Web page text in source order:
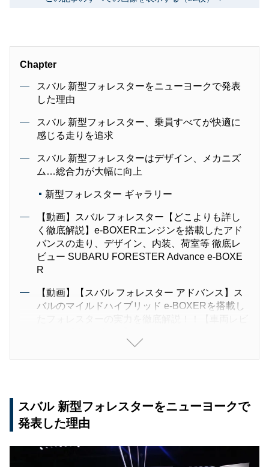
TV、新聞、web、各種自動車メディアに出演・
る他、Yahooニュース個人でも自動車に関する
記事を発信している。趣味はスイム、自転車、
マラソン、トライアスロンでは毎年アイアンマ
Chapter
スバル 新型フォレスターをニューヨークで発表
した理由
スバル 新型フォレスター、乗員すべてが快適に
感じる走りを追求
スバル 新型フォレスターはデザイン、メカニズ
ム…総合力が大幅に向上
新型フォレスター ギャラリー
【動画】スバル フォレスター【どこよりも詳し
く徹底解説】e-BOXERエンジンを搭載したアド
バンスの走り、デザイン、内装、荷室等 徹底レ
ビュー SUBARU FORESTER Advance e-BOXE
R
【動画】【スバル フォレスター アドバンス】ス
バルのマイルドハイブリッド e-BOXERを搭載し
スバル 新型フォレスターをニューヨークで
発表した理由